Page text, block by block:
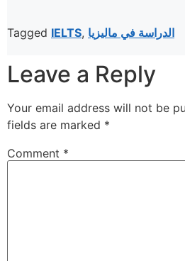
Tagged IELTS, الدراسة في ماليزيا
Leave a Reply
Your email address will not be
fields are marked *
Comment *